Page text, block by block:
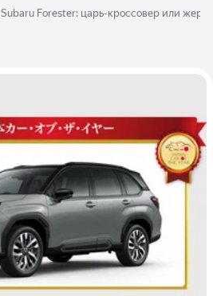
Subaru Forester: царь-кроссовер или